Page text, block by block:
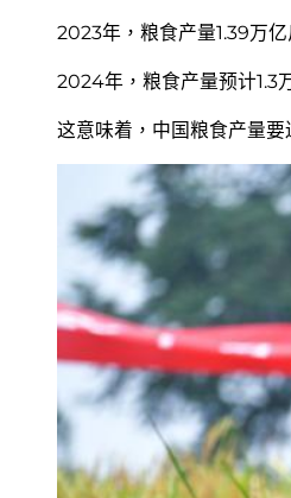
2023年，粮食产量1.39万
2024年，粮食产量预计1.3
这意味着，中国粮食产量要